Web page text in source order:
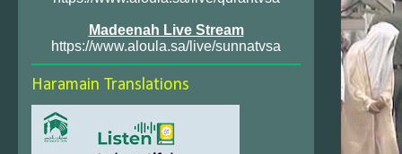
Madeenah Live Stream
https://www.aloula.sa/live/sunnatvsa
Haramain Translations